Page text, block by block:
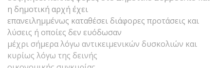
η δημοτική αρχή έχει
επανειλημμένως καταθέσει διάφορες προτάσεις και
λύσεις ή οποίες δεν ευόδωσαν
μέχρι σήμερα λόγω αντικειμενικών δυσκολιών και
κυρίως λόγω της δεινής